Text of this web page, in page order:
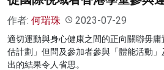
作者: 何瑞珠 2023-07-29
適切運動與身心健康之間的正向關聯毋
估計劃」但問及參加者參與「體能活動
出的結果令人省思。